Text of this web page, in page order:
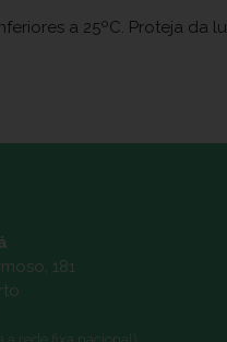
a 25ºC. Proteja da
181